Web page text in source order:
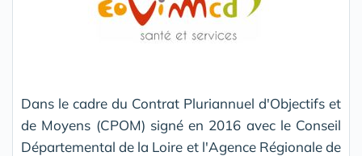
Dans le cadre du Contrat Pluriannuel d'Objectifs et
de Moyens (CPOM) signé en 2016 avec le Conseil
Départemental de la Loire et l'Agence Régionale de